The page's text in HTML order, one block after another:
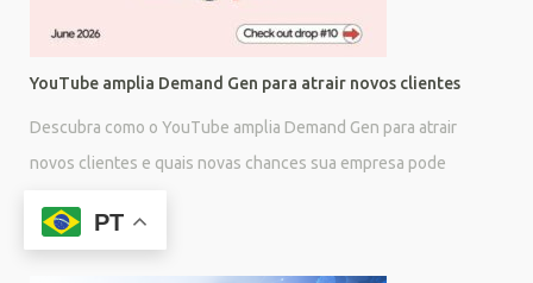
YouTube amplia Demand Gen para atrair novos clientes
Descubra como o YouTube amplia Demand Gen para atrair
novos clientes e quais novas chances sua empresa pode
Read morePT